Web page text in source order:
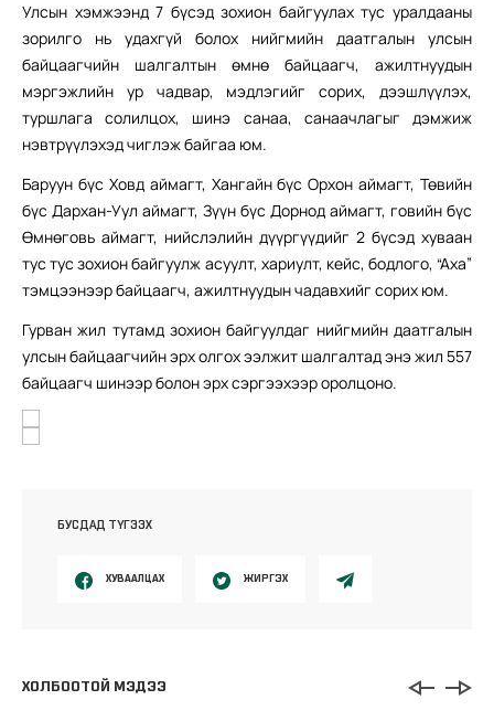
Улсын хэмжээнд 7 бүсэд зохион байгуулах тус уралдааны
зорилго нь удахгүй болох нийгмийн даатгалын улсын
байцаагчийн шалгалтын өмнө байцаагч, ажилтнуудын
мэргэжлийн ур чадвар, мэдлэгийг сорих, дээшлүүлэх,
туршлага солилцох, шинэ санаа, санаачлагыг дэмжиж
нэвтрүүлэхэд чиглэж байгаа юм.
Баруун бүс Ховд аймагт, Хангайн бүс Орхон аймагт, Төвийн
бүс Дархан-Уул аймагт, Зүүн бүс Дорнод аймагт, говийн бүс
Өмнөговь аймагт, нийслэлийн дүүргүүдийг 2 бүсэд хуваан
тус тус зохион байгуулж асуулт, хариулт, кейс, бодлого, “Аха”
тэмцээнээр байцаагч, ажилтнуудын чадавхийг сорих юм.
Гурван жил тутамд зохион байгуулдаг нийгмийн даатгалын
улсын байцаагчийн эрх олгох ээлжит шалгалтад энэ жил 557
байцаагч шинээр болон эрх сэргээхээр оролцоно.
БУСДАД ТҮГЭЭХ
ХУВААЛЦАХ ЖИРГЭХ
ХОЛБООТОЙ МЭДЭЭ